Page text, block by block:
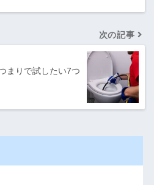
次の記事
まりで試したい7つ